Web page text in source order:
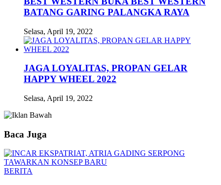
BATANG GARING PALANGKA RAYA
Selasa, April 19, 2022
JAGA LOYALITAS, PROPAN GELAR
HAPPY WHEEL 2022
Selasa, April 19, 2022
Baca Juga
BERITA